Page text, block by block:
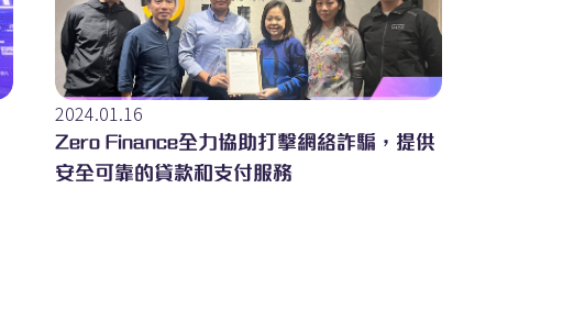
2024.01.16
Zero Finance全力協助打擊網絡詐騙，提供
安全可靠的貸款和支付服務